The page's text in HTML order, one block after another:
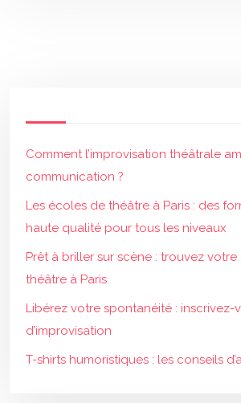
Comment l’improvisation théâtrale
communication ?
Les écoles de théâtre à Paris : des
haute qualité pour tous les niveaux
Prêt à briller sur scène : trouvez
théâtre à Paris
Libérez votre spontanéité : inscrivez-
d’improvisation
T-shirts humoristiques : les conseils